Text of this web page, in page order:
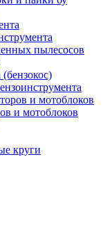
пылесосов
и мотоблоков
и мотоблоков
круги